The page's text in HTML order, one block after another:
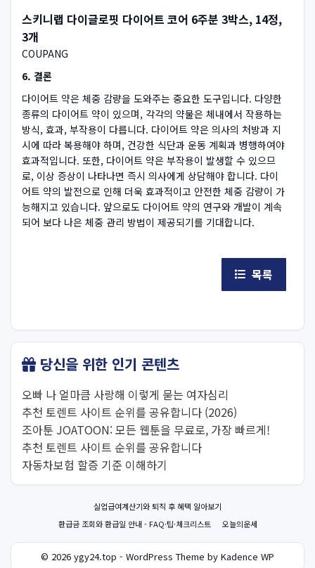
스키니랩 다이글로핏 다이어트 코어 6주분 3박스, 14정,
3개
COUPANG
6. 결론
다이어트 약은 체중 감량을 도와주는 중요한 도구입니다. 다양한
종류의 다이어트 약이 있으며, 각각의 약물은 체내에서 작용하는
방식, 효과, 부작용이 다릅니다. 다이어트 약은 의사의 처방과 지
시에 따라 복용해야 하며, 건강한 식단과 운동 계획과 병행하여야
효과적입니다. 또한, 다이어트 약은 부작용이 발생할 수 있으므
로, 이상 증상이 나타나면 즉시 의사에게 상담해야 합니다. 다이
어트 약의 발전으로 인해 더욱 효과적이고 안전한 체중 감량이 가
능해지고 있습니다. 앞으로도 다이어트 약의 연구와 개발이 계속
되어 보다 나은 체중 관리 방법이 제공되기를 기대합니다.
목록
당신을 위한 인기 콘텐츠
오빠 나 얼마큼 사랑해 이렇게 묻는 여자심리
추천 토렌트 사이트 순위를 공유합니다 (2026)
조아툰 JOATOON: 모든 웹툰을 무료로, 가장 빠르게!
추천 토렌트 사이트 순위를 공유합니다
자동차보험 할증 기준 이해하기
실업급여계산기와 퇴직 후 혜택 알아보기
환급금 조회와 환급일 안내 - FAQ·팁·체크리스트
오늘의운세
© 2026 ygy24.top - WordPress Theme by Kadence WP